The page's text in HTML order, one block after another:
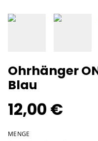
Ohrhänger
Blau
12,00 €
MENGE